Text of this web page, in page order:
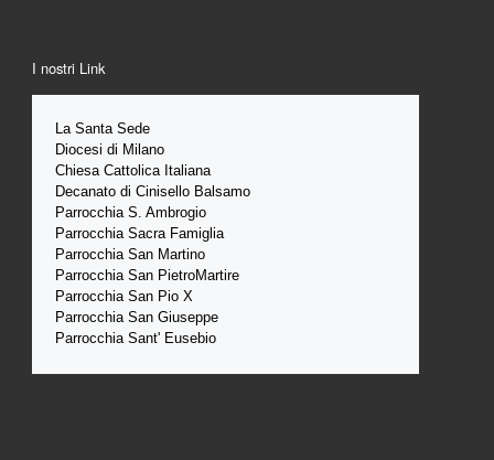
I nostri Link
La Santa Sede
Diocesi di Milano
Chiesa Cattolica Italiana
Decanato di Cinisello Balsamo
Parrocchia S. Ambrogio
Parrocchia Sacra Famiglia
Parrocchia San Martino
Parrocchia San PietroMartire
Parrocchia San Pio X
Parrocchia San Giuseppe
Parrocchia Sant' Eusebio